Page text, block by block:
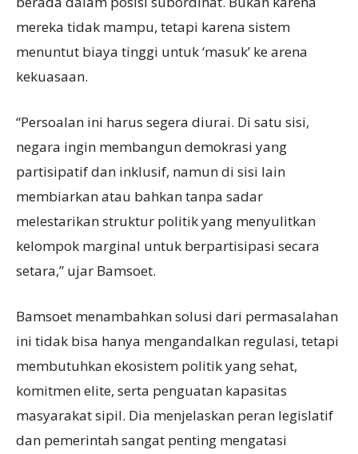
mereka tidak mampu, tetapi karena sistem
menuntut biaya tinggi untuk ‘masuk’ ke arena
kekuasaan.
“Persoalan ini harus segera diurai. Di satu sisi,
negara ingin membangun demokrasi yang
partisipatif dan inklusif, namun di sisi lain
membiarkan atau bahkan tanpa sadar
melestarikan struktur politik yang menyulitkan
kelompok marginal untuk berpartisipasi secara
setara,” ujar Bamsoet.
Bamsoet menambahkan solusi dari permasalahan
ini tidak bisa hanya mengandalkan regulasi, tetapi
membutuhkan ekosistem politik yang sehat,
komitmen elite, serta penguatan kapasitas
masyarakat sipil. Dia menjelaskan peran legislatif
dan pemerintah sangat penting mengatasi